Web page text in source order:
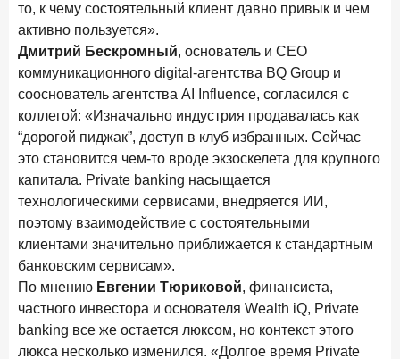
то, к чему состоятельный клиент давно привык и чем
активно пользуется».
Дмитрий Бескромный, основатель и СЕО
коммуникационного digital-агентства BQ Group и
сооснователь агентства AI Influence, согласился с
коллегой: «Изначально индустрия продавалась как
“дорогой пиджак”, доступ в клуб избранных. Сейчас
это становится чем-то вроде экзоскелета для крупного
капитала. Private banking насыщается
технологическими сервисами, внедряется ИИ,
поэтому взаимодействие с состоятельными
клиентами значительно приближается к стандартным
банковским сервисам».
По мнению Евгении Тюриковой, финансиста,
частного инвестора и основателя Wealth iQ, Private
banking все же остается люксом, но контекст этого
люкса несколько изменился. «Долгое время Private